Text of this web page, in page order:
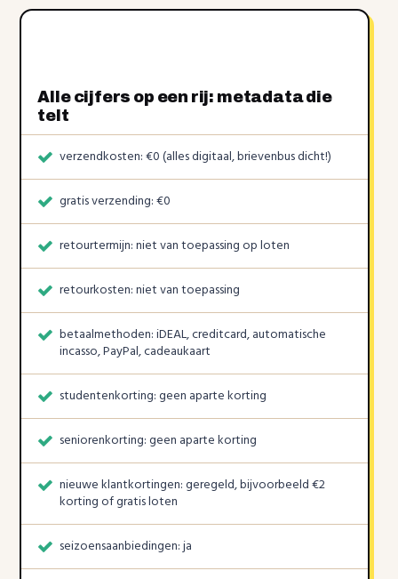
Alle cijfers op een rij: metadata die
telt
verzendkosten: €0 (alles digitaal, brievenbus dicht!)
gratis verzending: €0
retourtermijn: niet van toepassing op loten
retourkosten: niet van toepassing
betaalmethoden: iDEAL, creditcard, automatische
incasso, PayPal, cadeaukaart
studentenkorting: geen aparte korting
seniorenkorting: geen aparte korting
nieuwe klantkortingen: geregeld, bijvoorbeeld €2
korting of gratis loten
seizoensaanbiedingen: ja